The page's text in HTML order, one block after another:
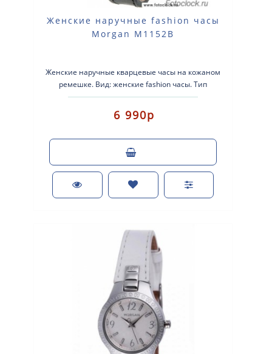
Женские наручные fashion часы
Morgan M1152B
Женские наручные кварцевые часы на кожаном
ремешке. Вид: женские fashion часы. Тип
механизма: кварцевые. Корпус: нержаве..
6 990р